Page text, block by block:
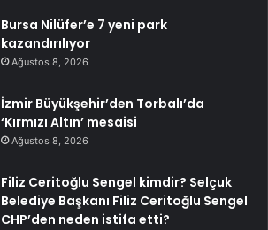
Bursa Nilüfer’e 7 yeni park
kazandırılıyor
Ağustos 8, 2026
İzmir Büyükşehir’den Torbalı’da
‘Kırmızı Altın’ mesaisi
Ağustos 8, 2026
Filiz Ceritoğlu Sengel kimdir? Selçuk
Belediye Başkanı Filiz Ceritoğlu Sengel
CHP’den neden istifa etti?